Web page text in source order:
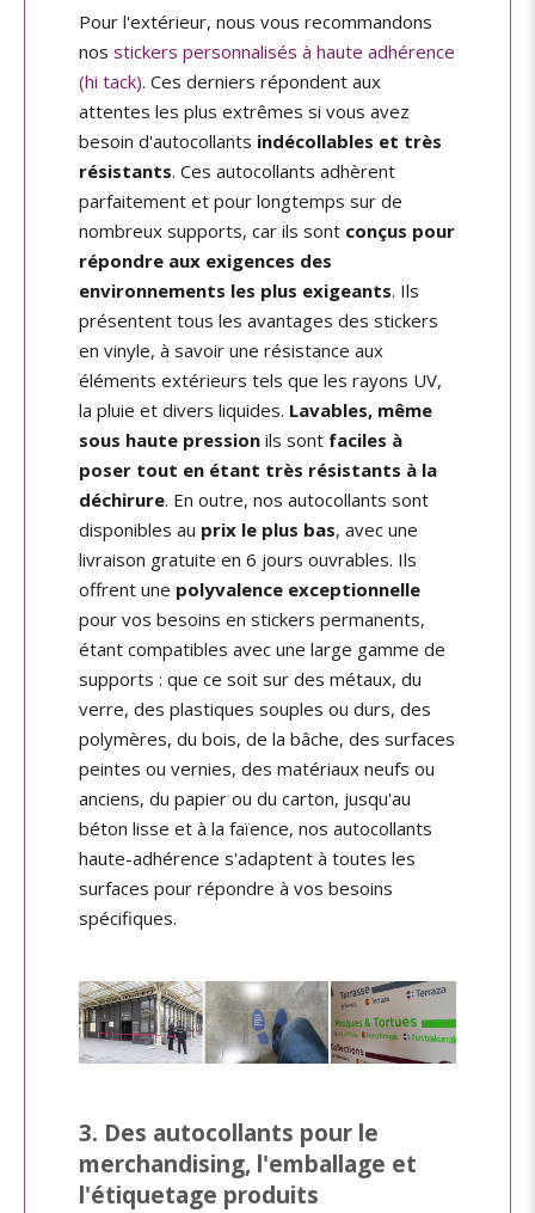
Pour l'extérieur, nous vous recommandons
nos stickers personnalisés à haute adhérence
(hi tack). Ces derniers répondent aux
attentes les plus extrêmes si vous avez
besoin d'autocollants indécollables et très
résistants. Ces autocollants adhèrent
parfaitement et pour longtemps sur de
nombreux supports, car ils sont conçus pour
répondre aux exigences des
environnements les plus exigeants. Ils
présentent tous les avantages des stickers
en vinyle, à savoir une résistance aux
éléments extérieurs tels que les rayons UV,
la pluie et divers liquides. Lavables, même
sous haute pression ils sont faciles à
poser tout en étant très résistants à la
déchirure. En outre, nos autocollants sont
disponibles au prix le plus bas, avec une
livraison gratuite en 6 jours ouvrables. Ils
offrent une polyvalence exceptionnelle
pour vos besoins en stickers permanents,
étant compatibles avec une large gamme de
supports : que ce soit sur des métaux, du
verre, des plastiques souples ou durs, des
polymères, du bois, de la bâche, des surfaces
peintes ou vernies, des matériaux neufs ou
anciens, du papier ou du carton, jusqu'au
béton lisse et à la faïence, nos autocollants
haute-adhérence s'adaptent à toutes les
surfaces pour répondre à vos besoins
spécifiques.
3. Des autocollants pour le
merchandising, l'emballage et
l'étiquetage produits